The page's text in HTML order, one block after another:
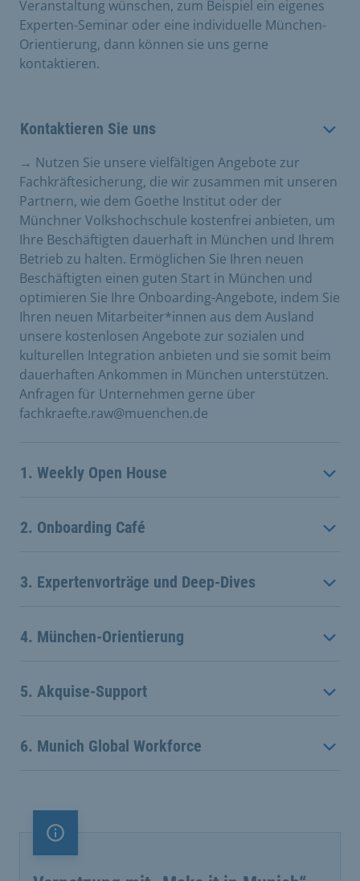
Veranstaltung wünschen, zum Beispiel ein eigenes
Experten-Seminar oder eine individuelle München-
Orientierung, dann können sie uns gerne
kontaktieren.
Kontaktieren Sie uns
→ Nutzen Sie unsere vielfältigen Angebote zur
Fachkräftesicherung, die wir zusammen mit unseren
Partnern, wie dem Goethe Institut oder der
Münchner Volkshochschule kostenfrei anbieten, um
Ihre Beschäftigten dauerhaft in München und Ihrem
Betrieb zu halten. Ermöglichen Sie Ihren neuen
Beschäftigten einen guten Start in München und
optimieren Sie Ihre Onboarding-Angebote, indem Sie
Ihren neuen Mitarbeiter*innen aus dem Ausland
unsere kostenlosen Angebote zur sozialen und
kulturellen Integration anbieten und sie somit beim
dauerhaften Ankommen in München unterstützen.
Anfragen für Unternehmen gerne über
fachkraefte.raw@muenchen.de
1. Weekly Open House
2. Onboarding Café
3. Expertenvorträge und Deep-Dives
4. München-Orientierung
5. Akquise-Support
6. Munich Global Workforce
Information